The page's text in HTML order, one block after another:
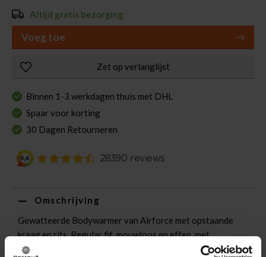
Altijd gratis bezorging
Voeg toe
Zet op verlanglijst
Binnen 1-3 werkdagen thuis met DHL
Spaar voor korting
30 Dagen Retourneren
Omschrijving
Gewatteerde Bodywarmer van Airforce met opstaande
kraag en rits. Regular fit, mouwloos en effen, met
horizontale stiksels voor een sportieve, casual uitstraling.